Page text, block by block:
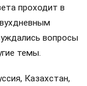
проходит в
вопросы
темы.
Казахстан,